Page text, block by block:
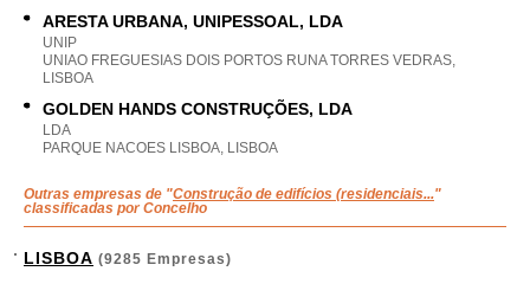
ARESTA URBANA, UNIPESSOAL, LDA
UNIP
UNIAO FREGUESIAS DOIS PORTOS RUNA TORRES VEDRAS,
LISBOA
GOLDEN HANDS CONSTRUÇÕES, LDA
LDA
PARQUE NACOES LISBOA, LISBOA
Outras empresas de "Construção de edifícios (residenciais..."
classificadas por Concelho
LISBOA (9285 Empresas)